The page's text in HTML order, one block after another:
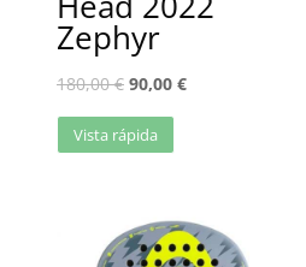
Zephyr
180,00€ 90,00 €
Vista rápida